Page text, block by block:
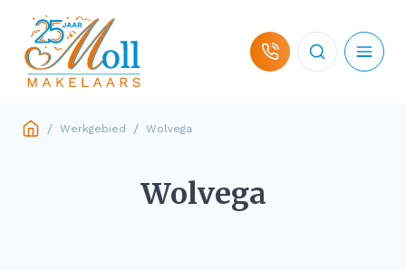
/ Werkgebied / Wolvega
Wolvega
Map